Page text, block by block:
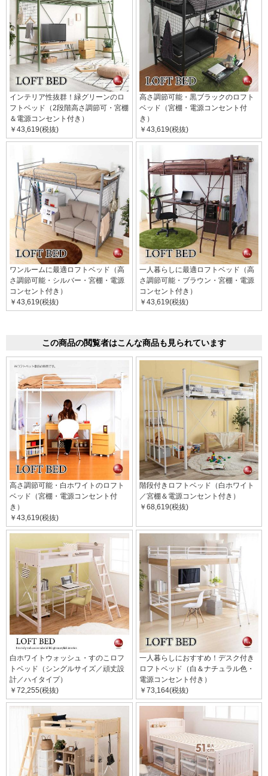
インテリア性抜群！緑グリーンのロ
フトベッド（2段階高さ調節可・宮棚
＆電源コンセント付き）
￥43,619(税抜)
高さ調節可能・黒ブラックのロフト
ベッド（宮棚・電源コンセント付
き）
￥43,619(税抜)
ワンルームに最適ロフトベッド（高
さ調節可能・シルバー・宮棚・電源
コンセント付き）
￥43,619(税抜)
一人暮らしに最適ロフトベッド（高
さ調節可能・ブラウン・宮棚・電源
コンセント付き）
￥43,619(税抜)
この商品の閲覧者はこんな商品も見られています
高さ調節可能・白ホワイトのロフト
ベッド（宮棚・電源コンセント付
き）
￥43,619(税抜)
階段付きロフトベッド（白ホワイト
／宮棚＆電源コンセント付き）
￥68,619(税抜)
白ホワイトウォッシュ・すのこロフ
トベッド（シングルサイズ／頑丈設
計／ハイタイプ）
￥72,255(税抜)
一人暮らしにおすすめ！デスク付き
ロフトベッド（白＆ナチュラル色・
電源コンセント付き）
￥73,164(税抜)